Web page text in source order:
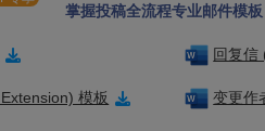
掌握投稿全流程专业邮件模
回复信
模板 变更作